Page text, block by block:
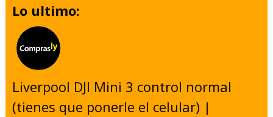
Lo ultimo:
Liverpool DJI Mini 3 control normal
(tienes que ponerle el celular) |